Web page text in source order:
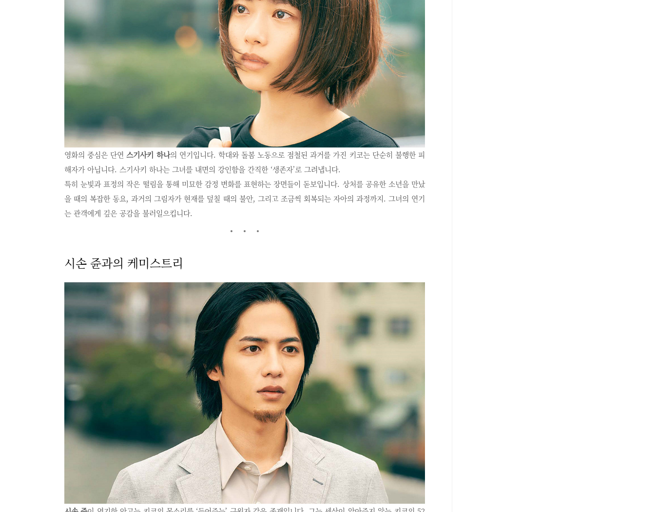
영화의 중심은 단연스기사키 하나의 연기입니다. 학대와 돌봄 노동으로 점철된 과거를 가진 키코는 단순히 불행한 피
해자가 아닙니다. 스기사키 하나는 그녀를 내면의 강인함을 간직한 ‘생존자’로 그려냅니다.
특히 눈빛과 표정의 작은 떨림을 통해 미묘한 감정 변화를 표현하는 장면들이 돋보입니다. 상처를 공유한 소년을 만났
을 때의 복잡한 동요, 과거의 그림자가 현재를 덮칠 때의 불안, 그리고 조금씩 회복되는 자아의 과정까지. 그녀의 연기
는 관객에게 깊은 공감을 불러일으킵니다.
시손 쥰과의 케미스트리